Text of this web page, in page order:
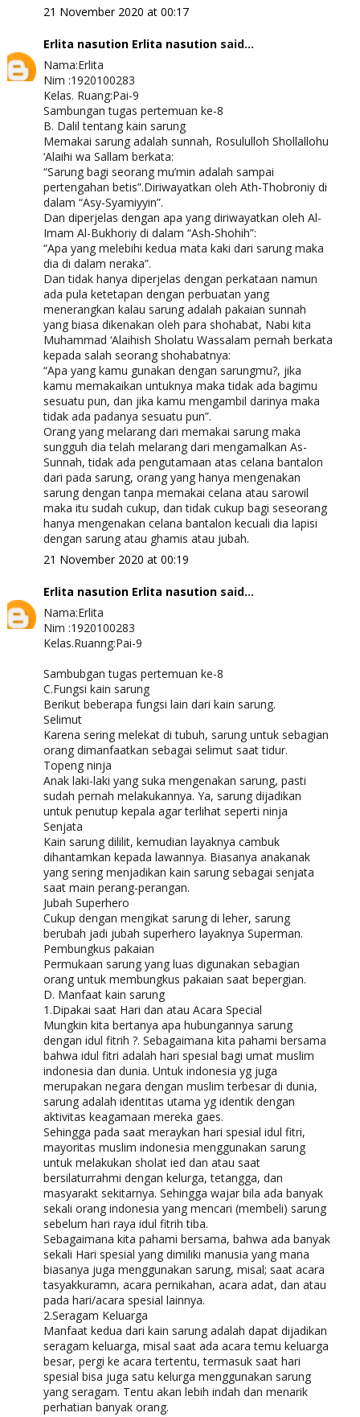
21 November 2020 at 00:17
Erlita nasution Erlita nasutionsaid...
Nama:Erlita
Nim :1920100283
Kelas. Ruang:Pai-9
Sambungan tugas pertemuan ke-8
B. Dalil tentang kain sarung
Memakai sarung adalah sunnah, Rosululloh Shollallohu
‘Alaihi wa Sallam berkata:
“Sarung bagi seorang mu’min adalah sampai
pertengahan betis”.Diriwayatkan oleh Ath-Thobroniy di
dalam “Asy-Syamiyyin”.
Dan diperjelas dengan apa yang diriwayatkan oleh Al-
Imam Al-Bukhoriy di dalam “Ash-Shohih”:
“Apa yang melebihi kedua mata kaki dari sarung maka
dia di dalam neraka”.
Dan tidak hanya diperjelas dengan perkataan namun
ada pula ketetapan dengan perbuatan yang
menerangkan kalau sarung adalah pakaian sunnah
yang biasa dikenakan oleh para shohabat, Nabi kita
Muhammad ‘Alaihish Sholatu Wassalam pernah berkata
kepada salah seorang shohabatnya:
“Apa yang kamu gunakan dengan sarungmu?, jika
kamu memakaikan untuknya maka tidak ada bagimu
sesuatu pun, dan jika kamu mengambil darinya maka
tidak ada padanya sesuatu pun”.
Orang yang melarang dari memakai sarung maka
sungguh dia telah melarang dari mengamalkan As-
Sunnah, tidak ada pengutamaan atas celana bantalon
dari pada sarung, orang yang hanya mengenakan
sarung dengan tanpa memakai celana atau sarowil
maka itu sudah cukup, dan tidak cukup bagi seseorang
hanya mengenakan celana bantalon kecuali dia lapisi
dengan sarung atau ghamis atau jubah.
21 November 2020 at 00:19
Erlita nasution Erlita nasutionsaid...
Nama:Erlita
Nim :1920100283
Kelas.Ruanng:Pai-9
Sambubgan tugas pertemuan ke-8
C.Fungsi kain sarung
Berikut beberapa fungsi lain dari kain sarung.
Selimut
Karena sering melekat di tubuh, sarung untuk sebagian
orang dimanfaatkan sebagai selimut saat tidur.
Topeng ninja
Anak laki-laki yang suka mengenakan sarung, pasti
sudah pernah melakukannya. Ya, sarung dijadikan
untuk penutup kepala agar terlihat seperti ninja
Senjata
Kain sarung dililit, kemudian layaknya cambuk
dihantamkan kepada lawannya. Biasanya anakanak
yang sering menjadikan kain sarung sebagai senjata
saat main perang-perangan.
Jubah Superhero
Cukup dengan mengikat sarung di leher, sarung
berubah jadi jubah superhero layaknya Superman.
Pembungkus pakaian
Permukaan sarung yang luas digunakan sebagian
orang untuk membungkus pakaian saat bepergian.
D. Manfaat kain sarung
1.Dipakai saat Hari dan atau Acara Special
Mungkin kita bertanya apa hubungannya sarung
dengan idul fitrih ?. Sebagaimana kita pahami bersama
bahwa idul fitri adalah hari spesial bagi umat muslim
indonesia dan dunia. Untuk indonesia yg juga
merupakan negara dengan muslim terbesar di dunia,
sarung adalah identitas utama yg identik dengan
aktivitas keagamaan mereka gaes.
Sehingga pada saat meraykan hari spesial idul fitri,
mayoritas muslim indonesia menggunakan sarung
untuk melakukan sholat ied dan atau saat
bersilaturrahmi dengan kelurga, tetangga, dan
masyarakt sekitarnya. Sehingga wajar bila ada banyak
sekali orang indonesia yang mencari (membeli) sarung
sebelum hari raya idul fitrih tiba.
Sebagaimana kita pahami bersama, bahwa ada banyak
sekali Hari spesial yang dimiliki manusia yang mana
biasanya juga menggunakan sarung, misal; saat acara
tasyakkuramn, acara pernikahan, acara adat, dan atau
pada hari/acara spesial lainnya.
2.Seragam Keluarga
Manfaat kedua dari kain sarung adalah dapat dijadikan
seragam keluarga, misal saat ada acara temu keluarga
besar, pergi ke acara tertentu, termasuk saat hari
spesial bisa juga satu kelurga menggunakan sarung
yang seragam. Tentu akan lebih indah dan menarik
perhatian banyak orang.